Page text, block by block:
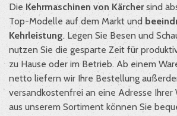
Die Kehrmaschinen von Kärchersind
Top-Modelle auf dem Markt und
Kehrleistung. Legen Sie Besen und
nutzen Sie die gesparte Zeit für
zu Hause oder im Betrieb. Ab einem
netto liefern wir Ihre Bestellung
versandkostenfrei an eine Adresse Ihrer
aus unserem Sortiment können Sie